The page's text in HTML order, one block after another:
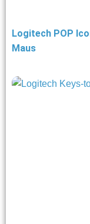
Logitech POP
Maus